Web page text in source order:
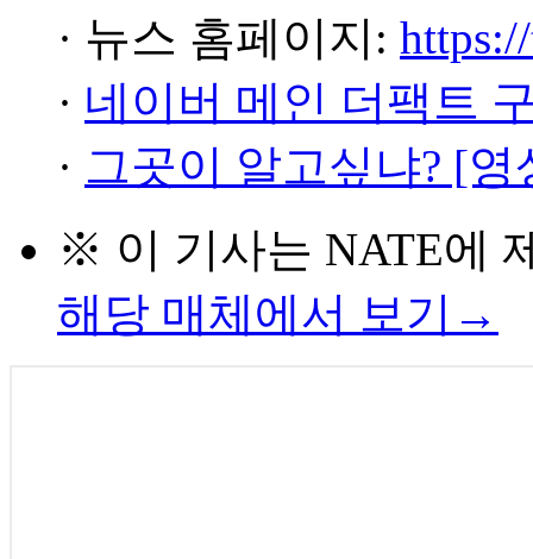
· 뉴스 홈페이지:
· 네이버 메인 더팩트
· 그곳이 알고싶냐? [
※ 이 기사는 NATE에
해당 매체에서 보기→